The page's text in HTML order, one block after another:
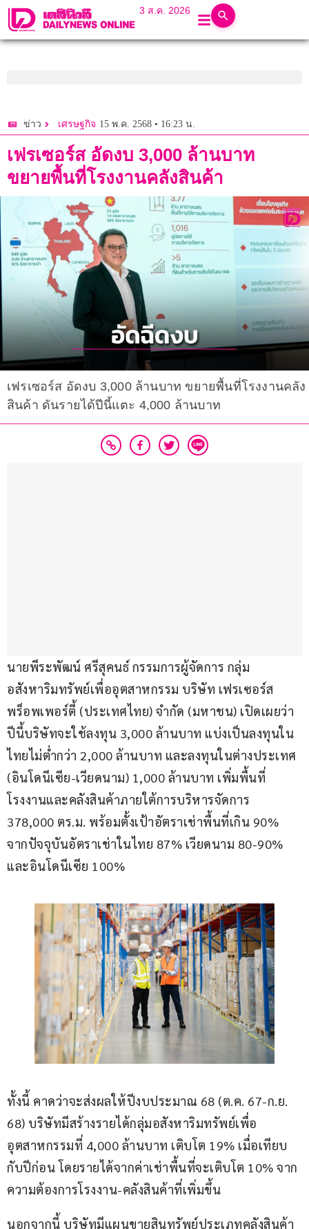
3 ส.ค. 2026
ข่าว เศรษฐกิจ 15 พ.ค. 2568 • 16:23 น.
เฟรเซอร์ส อัดงบ 3,000 ล้านบาท
ขยายพื้นที่โรงงานคลังสินค้า
เฟรเซอร์ส อัดงบ 3,000 ล้านบาท ขยายพื้นที่โรงงานคลัง
สินค้า ดันรายได้ปีนี้แตะ 4,000 ล้านบาท
นายพีระพัฒน์ ศรีสุคนธ์ กรรมการผู้จัดการ กลุ่ม
อสังหาริมทรัพย์เพื่ออุตสาหกรรม บริษัท เฟรเซอร์ส
พร็อพเพอร์ตี้ (ประเทศไทย) จำกัด (มหาชน) เปิดเผยว่า
ปีนี้บริษัทจะใช้ลงทุน 3,000 ล้านบาท แบ่งเป็นลงทุนใน
ไทยไม่ต่ำกว่า 2,000 ล้านบาท และลงทุนในต่างประเทศ
(อินโดนีเซีย-เวียดนาม) 1,000 ล้านบาท เพิ่มพื้นที่
โรงงานและคลังสินค้าภายใต้การบริหารจัดการ
378,000 ตร.ม. พร้อมตั้งเป้าอัตราเช่าพื้นที่เกิน 90%
จากปัจจุบันอัตราเช่าในไทย 87% เวียดนาม 80-90%
และอินโดนีเซีย 100%
ทั้งนี้ คาดว่าจะส่งผลให้ปีงบประมาณ 68 (ต.ค. 67-ก.ย.
68) บริษัทมีสร้างรายได้กลุ่มอสังหาริมทรัพย์เพื่อ
อุตสาหกรรมที่ 4,000 ล้านบาท เติบโต 19% เมื่อเทียบ
กับปีก่อน โดยรายได้จากค่าเช่าพื้นที่จะเติบโต 10% จาก
ความต้องการโรงงาน-คลังสินค้าที่เพิ่มขึ้น
นอกจากนี้ บริษัทมีแผนขายสินทรัพย์ประเภทคลังสินค้า